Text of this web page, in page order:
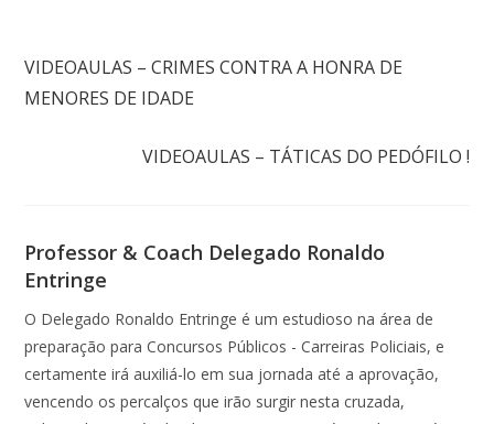
VIDEOAULAS – CRIMES CONTRA A HONRA DE
MENORES DE IDADE
VIDEOAULAS – TÁTICAS DO PEDÓFILO !
Professor & Coach Delegado Ronaldo
Entringe
O Delegado Ronaldo Entringe é um estudioso na área de
preparação para Concursos Públicos - Carreiras Policiais, e
certamente irá auxiliá-lo em sua jornada até a aprovação,
vencendo os percalços que irão surgir nesta cruzada,